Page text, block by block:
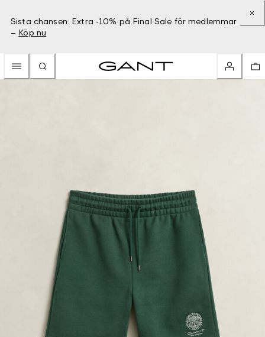
Sista chansen: Extra -10% på Final Sale för medlemmar
– Köp nu